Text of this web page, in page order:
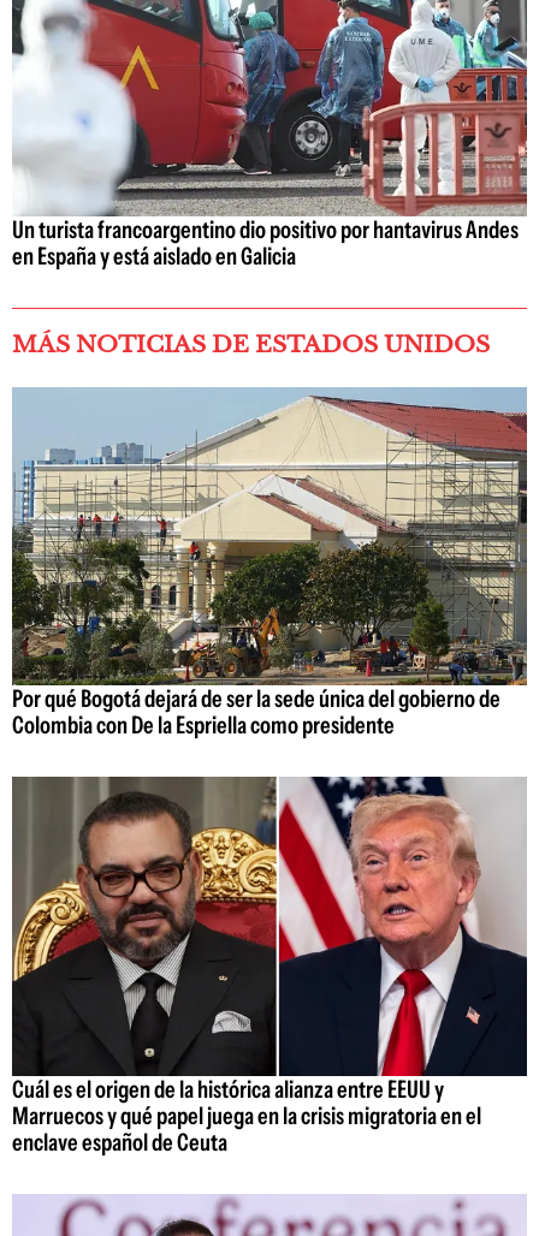
Un turista francoargentino dio positivo por hantavirus Andes
en España y está aislado en Galicia
MÁS NOTICIAS DE ESTADOS UNIDOS
Por qué Bogotá dejará de ser la sede única del gobierno de
Colombia con De la Espriella como presidente
Cuál es el origen de la histórica alianza entre EEUU y
Marruecos y qué papel juega en la crisis migratoria en el
enclave español de Ceuta